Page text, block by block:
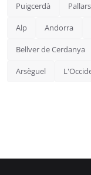
Puigcerdà Pallars
Alp Andorra
Bellver de Cerdanya
Arsèguel